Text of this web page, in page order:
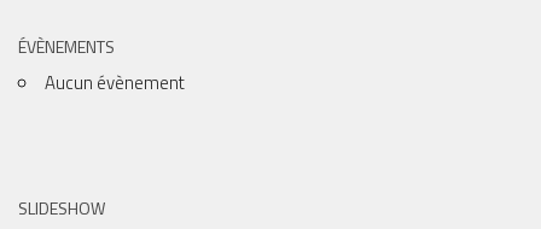
ÉVÈNEMENTS
Aucun évènement
SLIDESHOW